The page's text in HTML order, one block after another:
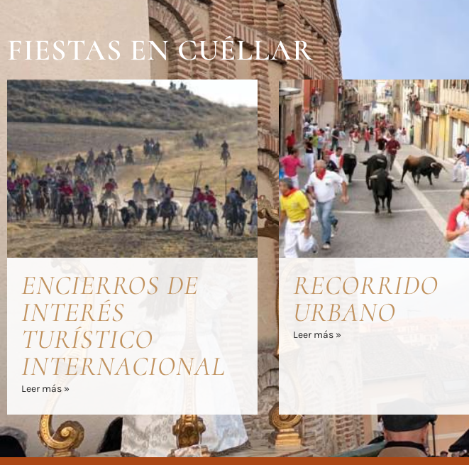
FIESTAS EN CUÉLLAR
ENCIERROS DE
INTERÉS
TURÍSTICO
INTERNACIONAL
Leer más »
RECORRIDO
URBANO
Leer más »